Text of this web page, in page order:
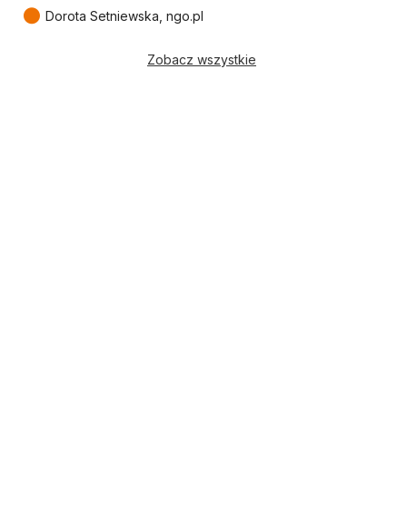
● Dorota Setniewska, ngo.pl
Zobacz wszystkie